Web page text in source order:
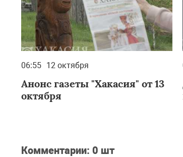
06:55 12 октября
Анонс газеты "Хакасия" от 13
октября
Комментарии: 0 шт